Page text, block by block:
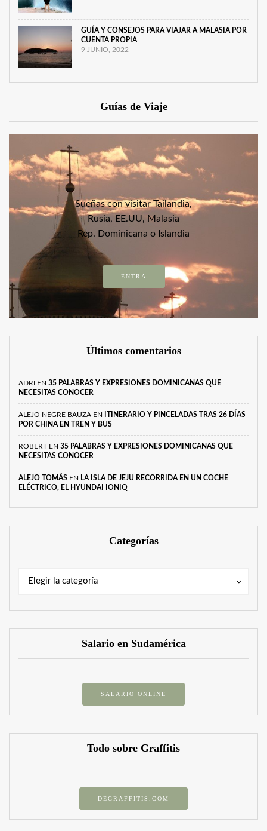
GUÍA Y CONSEJOS PARA VIAJAR A MALASIA POR
CUENTA PROPIA
9 JUNIO, 2022
Guías de Viaje
Sueñas con visitar Tailandia,
Rusia, EE.UU, Malasia
Rep. Dominicana o Islandia
ENTRA
Últimos comentarios
ADRI EN 35 PALABRAS Y EXPRESIONES DOMINICANAS QUE
NECESITAS CONOCER
ALEJO NEGRE BAUZA EN
ITINERARIO Y PINCELADAS TRAS 26 DÍAS
POR CHINA EN TREN Y BUS
ROBERT EN 35 PALABRAS Y EXPRESIONES DOMINICANAS QUE
NECESITAS CONOCER
ALEJO TOMÁS EN LA ISLA DE JEJU RECORRIDA EN UN COCHE
ELÉCTRICO, EL HYUNDAI IONIQ
Categorías
Categorías
Elegir la categoría
Categorías
Salario en Sudamérica
SALARIO ONLINE
Todo sobre Graffitis
DEGRAFFITIS.COM